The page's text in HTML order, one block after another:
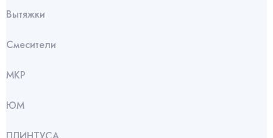
Вытяжки
Смесители
МКР
ЮМ